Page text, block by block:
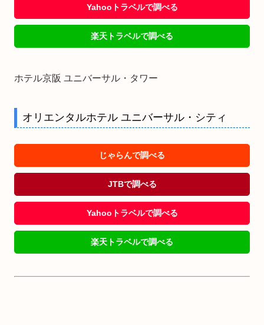
Yahooトラベルで調べる
楽天トラベルで調べる
ホテル京阪 ユニバーサル・タワー
オリエンタルホテル ユニバーサル・シティ
じゃらんで調べる
JTBで調べる
Yahooトラベルで調べる
楽天トラベルで調べる